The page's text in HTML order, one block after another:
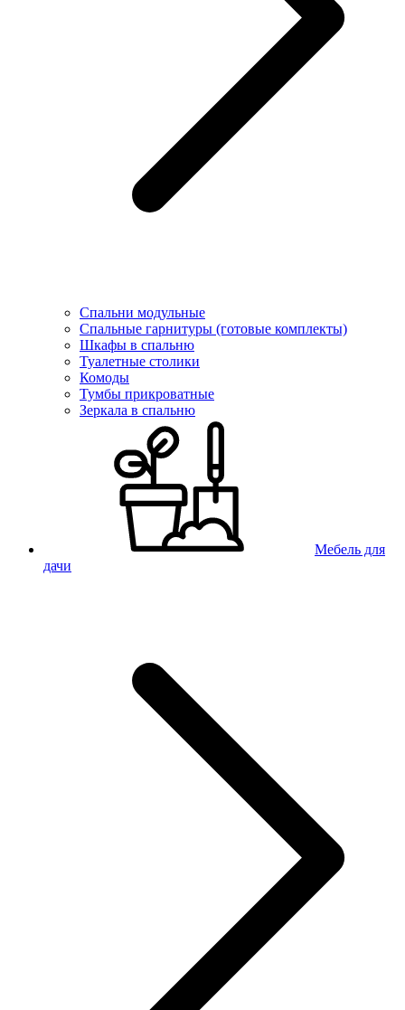
Спальни модульные
Спальные гарнитуры (готовые комплекты)
Шкафы в спальню
Туалетные столики
Комоды
Тумбы прикроватные
Зеркала в спальню
Мебель для
дачи